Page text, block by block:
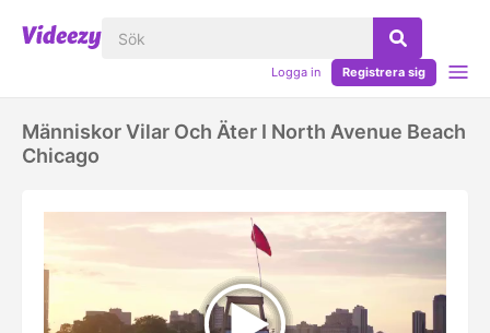
Logga in Registrera sig
Människor Vilar Och Äter I North Avenue Beach
Chicago